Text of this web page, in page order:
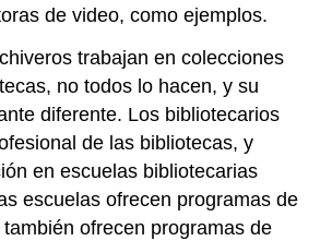
de video, como ejemplos.
trabajan en colecciones
no todos lo hacen, y su
diferente. Los bibliotecarios
de las bibliotecas, y
en escuelas bibliotecarias
escuelas ofrecen programas de
ofrecen programas de